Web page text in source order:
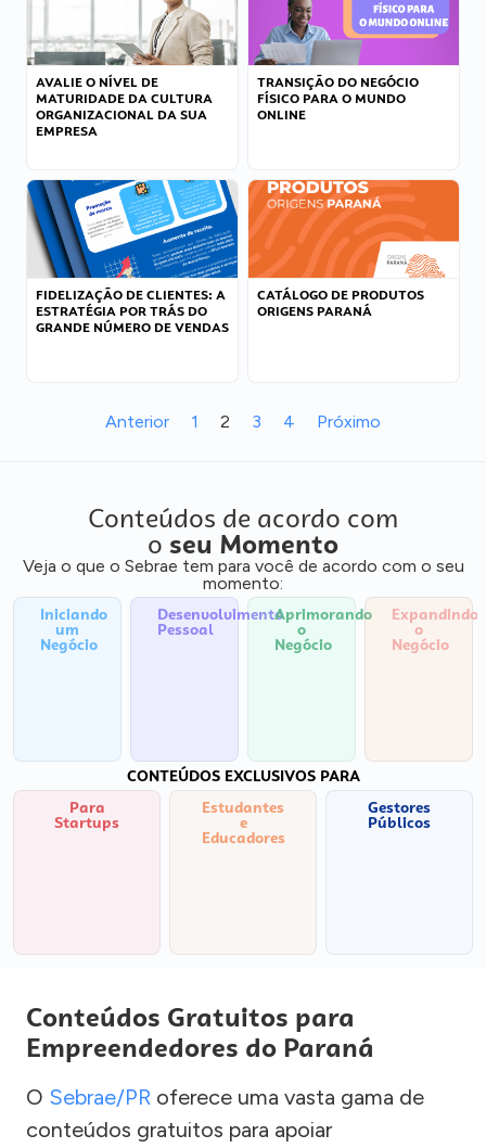
AVALIE O NÍVEL DE
MATURIDADE DA CULTURA
ORGANIZACIONAL DA SUA
EMPRESA
TRANSIÇÃO DO NEGÓCIO
FÍSICO PARA O MUNDO
ONLINE
FIDELIZAÇÃO DE CLIENTES: A
ESTRATÉGIA POR TRÁS DO
GRANDE NÚMERO DE VENDAS
CATÁLOGO DE PRODUTOS
ORIGENS PARANÁ
Anterior 1 2 3 4 Próximo
Conteúdos de acordo com
o seu Momento
Veja o que o Sebrae tem para você de acordo com o seu
momento:
Iniciando
um
Negócio
Desenvolvimento
Pessoal
Aprimorando
o
Negócio
Expandindo
o
Negócio
CONTEÚDOS EXCLUSIVOS PARA
Para
Startups
Estudantes
e
Educadores
Gestores
Públicos
Conteúdos Gratuitos para
Empreendedores do Paraná
O Sebrae/PR oferece uma vasta gama de
conteúdos gratuitos para apoiar